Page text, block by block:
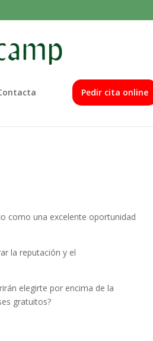
Pedir cita online
como una excelente oportunidad
la reputación y el
elegirte por encima de la
gratuitos?